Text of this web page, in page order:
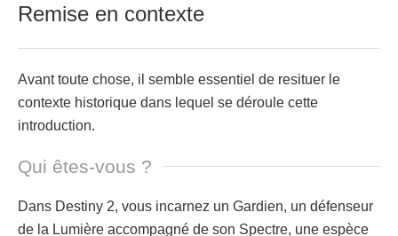
Remise en contexte
Avant toute chose, il semble essentiel de resituer le
contexte historique dans lequel se déroule cette
introduction.
Qui êtes-vous ?
Dans Destiny 2, vous incarnez un Gardien, un défenseur
de la Lumière accompagné de son Spectre, une espèce